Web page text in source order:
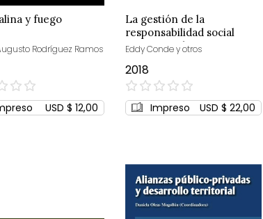
y fuego
Rodríguez Ramos
USD $ 12,00
La gestión de la
responsabilidad social
empresarial
Eddy Conde y otros
2018
0%
Impreso USD $ 22,00